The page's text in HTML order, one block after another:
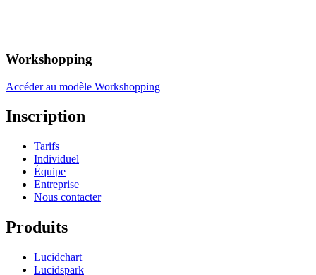
Workshopping
Accéder au modèle Workshopping
Inscription
Tarifs
Individuel
Équipe
Entreprise
Nous contacter
Produits
Lucidchart
Lucidspark